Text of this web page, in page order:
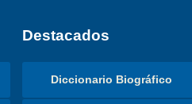
Destacados
Diccionario Biográfico